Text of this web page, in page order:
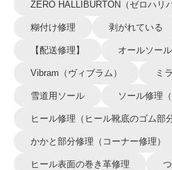
ZERO HALLIBURTON（ゼロハリ
糊付け修理 剥がれている
【配送修理】 オールソール
Vibram（ヴィブラム） ミ
雪道用ソール ソール修理
ヒール修理（ヒール靴底のゴム部分
かかと部分修理（コーナー修理）
ヒール表面の巻き革修理